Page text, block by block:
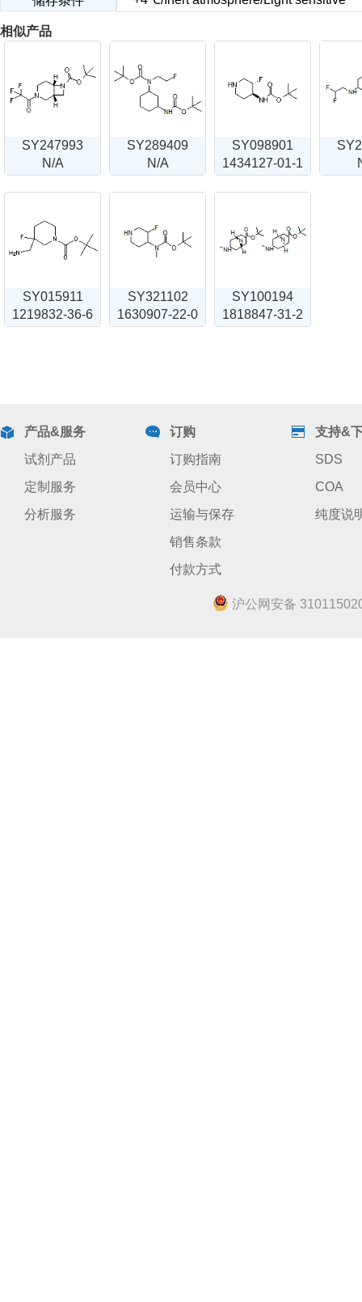
相似产品
SY247993
N/A
SY289409
N/A
SY098901
1434127-01-1
SY015911
1219832-36-6
SY321102
1630907-22-0
SY100194
1818847-31-2
产品&服务
试剂产品
定制服务
分析服务
订购
订购指南
会员中心
运输与保存
销售条款
付款方式
支持&
SDS
COA
纯度说
沪公网安备